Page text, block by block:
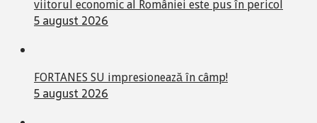
viitorul economic al României este pus în pericol
5 august 2026
FORTANES SU impresionează în câmp!
5 august 2026